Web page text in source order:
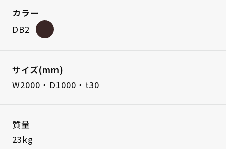
カラー
DB2
サイズ(mm)
W2000・D1000・t30
質量
23kg